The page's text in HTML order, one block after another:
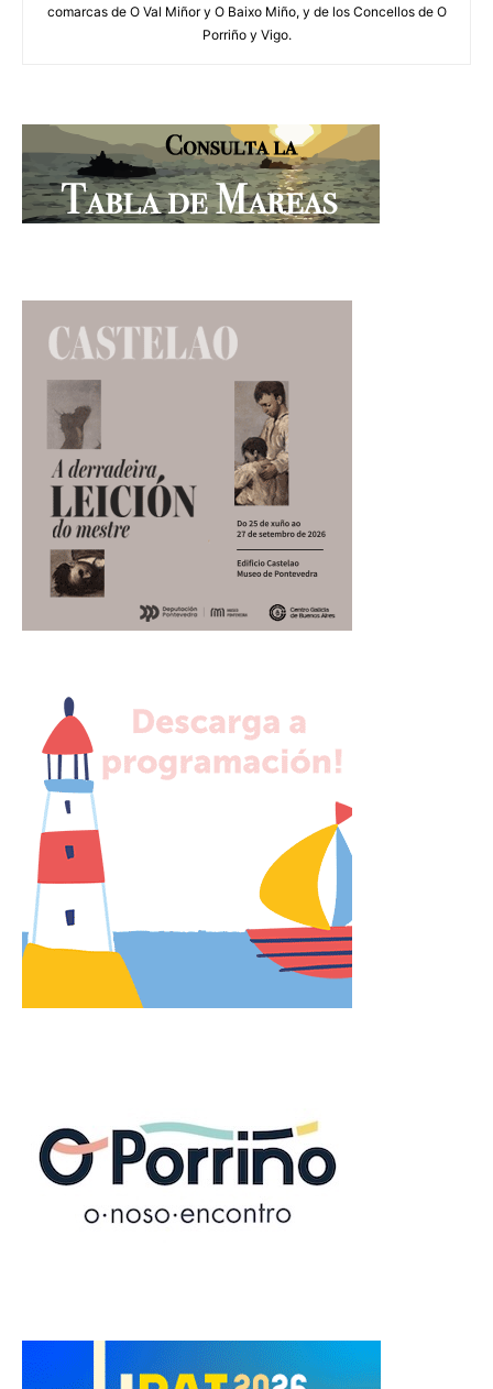
comarcas de O Val Miñor y O Baixo Miño, y de los Concellos de O
Porriño y Vigo.